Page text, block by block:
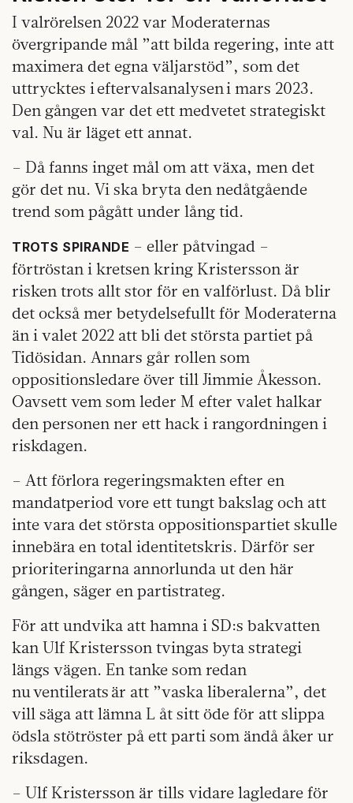
I valrörelsen 2022 var Moderaternas
övergripande mål ”att bilda regering, inte att
maximera det egna väljarstöd”, som det
uttrycktes i eftervalsanalysen i mars 2023.
Den gången var det ett medvetet strategiskt
val. Nu är läget ett annat.
– Då fanns inget mål om att växa, men det
gör det nu. Vi ska bryta den nedåtgående
trend som pågått under lång tid.
TROTS SPIRANDE – eller påtvingad –
förtröstan i kretsen kring Kristersson är
risken trots allt stor för en valförlust. Då blir
det också mer betydelsefullt för Moderaterna
än i valet 2022 att bli det största partiet på
Tidösidan. Annars går rollen som
oppositionsledare över till Jimmie Åkesson.
Oavsett vem som leder M efter valet halkar
den personen ner ett hack i rangordningen i
riskdagen.
– Att förlora regeringsmakten efter en
mandatperiod vore ett tungt bakslag och att
inte vara det största oppositionspartiet skulle
innebära en total identitetskris. Därför ser
prioriteringarna annorlunda ut den här
gången, säger en partistrateg.
För att undvika att hamna i SD:s bakvatten
kan Ulf Kristersson tvingas byta strategi
längs vägen. En tanke som redan
nu ventilerats är att ”vaska liberalerna”, det
vill säga att lämna L åt sitt öde för att slippa
ödsla stötröster på ett parti som ändå åker ur
riksdagen.
– Ulf Kristersson är tills vidare lagledare för